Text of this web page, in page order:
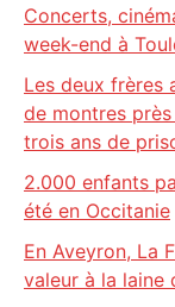
Concerts,
week-end à
Les deux frères
de montres
trois ans de
2.000 enfants
été en Occitanie
En Aveyron, La
valeur à la laine